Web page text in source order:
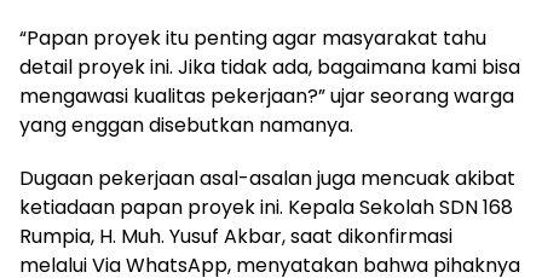
“Papan proyek itu penting agar masyarakat tahu
detail proyek ini. Jika tidak ada, bagaimana kami bisa
mengawasi kualitas pekerjaan?” ujar seorang warga
yang enggan disebutkan namanya.
Dugaan pekerjaan asal-asalan juga mencuak akibat
ketiadaan papan proyek ini. Kepala Sekolah SDN 168
Rumpia, H. Muh. Yusuf Akbar, saat dikonfirmasi
melalui Via WhatsApp, menyatakan bahwa pihaknya